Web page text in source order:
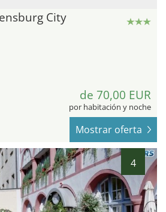
City
de 70,00 EUR
por habitación y noche
Mostrar oferta
4